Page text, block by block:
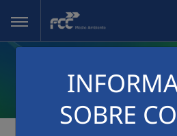
Saut au contenu principal
SOBRE